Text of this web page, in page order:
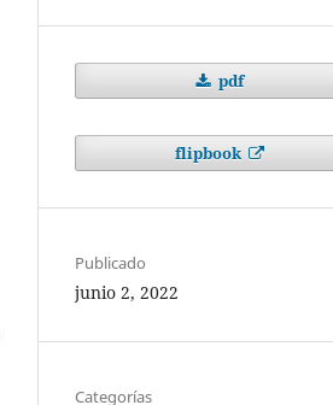
pdf
flipbook
Publicado
junio 2, 2022
Categorías